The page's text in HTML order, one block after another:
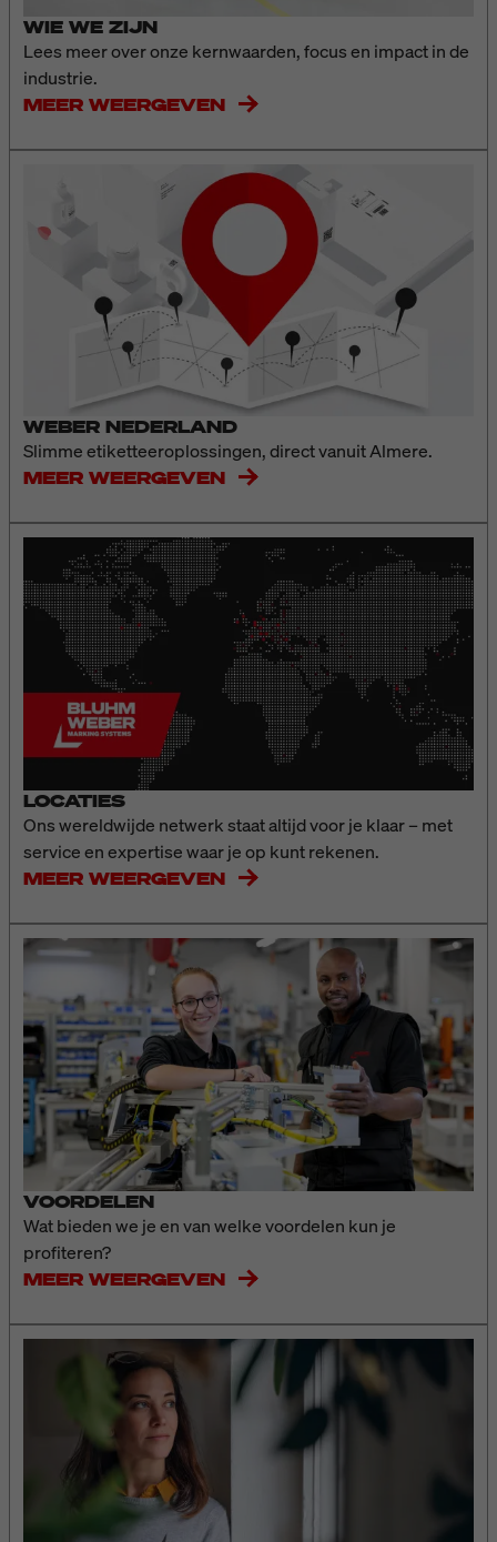
WIE WE ZIJN
Lees meer over onze kernwaarden, focus en impact in de
industrie.
MEER WEERGEVEN
WEBER NEDERLAND
Slimme etiketteeroplossingen, direct vanuit Almere.
MEER WEERGEVEN
LOCATIES
Ons wereldwijde netwerk staat altijd voor je klaar – met
service en expertise waar je op kunt rekenen.
MEER WEERGEVEN
VOORDELEN
Wat bieden we je en van welke voordelen kun je
profiteren?
MEER WEERGEVEN